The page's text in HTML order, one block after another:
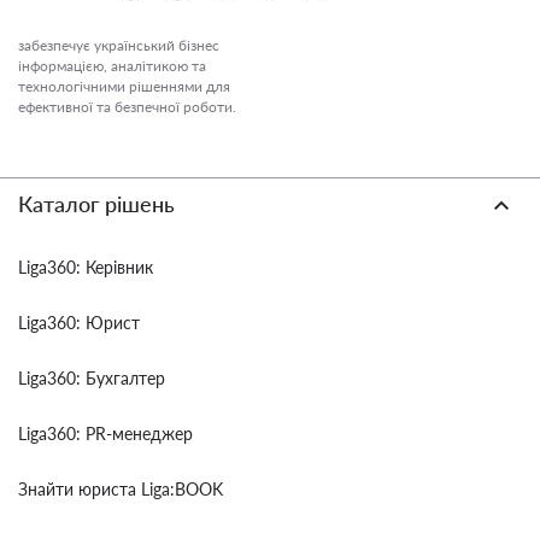
забезпечує український бізнес
інформацією, аналітикою та
технологічними рішеннями для
ефективної та безпечної роботи.
Каталог рішень
Liga360: Керівник
Liga360: Юрист
Liga360: Бухгалтер
Liga360: PR-менеджер
Знайти юриста Liga:BOOK